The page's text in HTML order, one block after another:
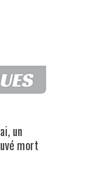
un
mort